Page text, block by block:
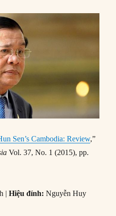
Sen’s Cambodia: Review,”
Vol. 37, No. 1 (2015), pp.
|Hiệu đính:Nguyễn Huy